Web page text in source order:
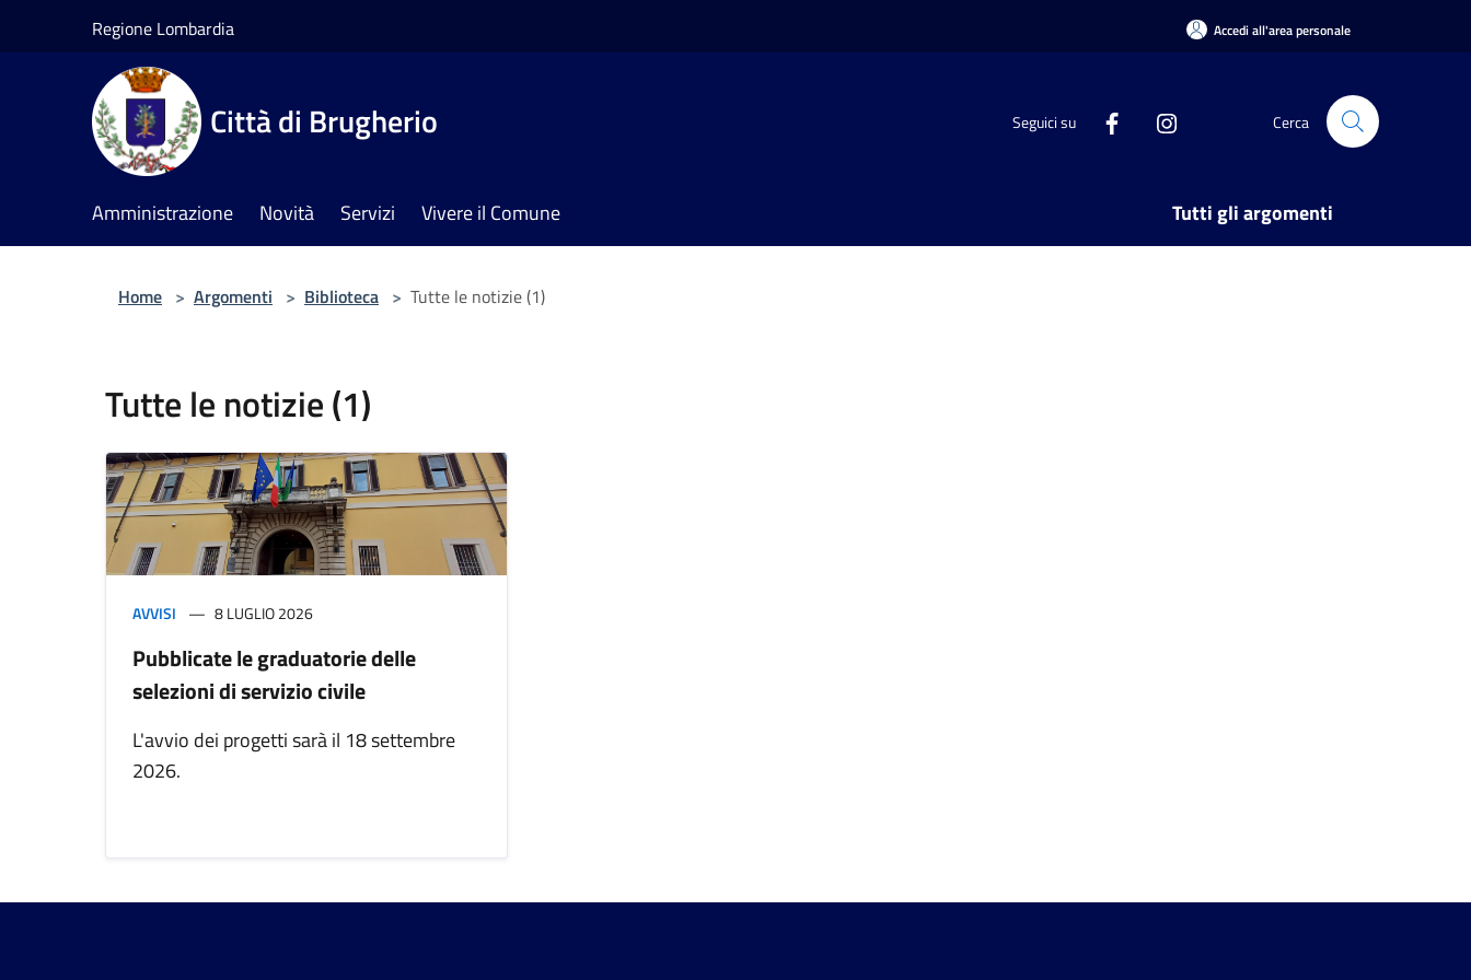
Regione Lombardia Accedi all'area personale
Città di Brugherio Seguici su Cerca
Amministrazione Novità Servizi Vivere il Comune Tutti gli argomenti
Home > Argomenti > Biblioteca > Tutte le notizie (1)
Tutte le notizie (1)
AVVISI 8 LUGLIO 2026
Pubblicate le graduatorie delle
selezioni di servizio civile
L'avvio dei progetti sarà il 18 settembre
2026.